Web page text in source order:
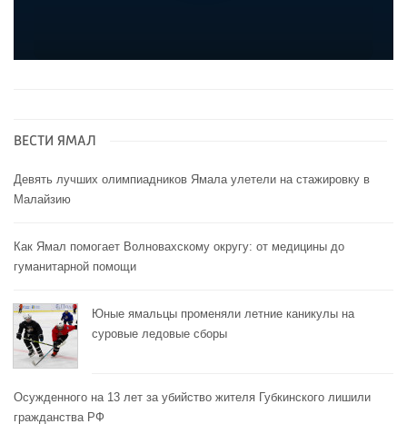
ВЕСТИ ЯМАЛ
Девять лучших олимпиадников Ямала улетели на стажировку в
Малайзию
Как Ямал помогает Волновахскому округу: от медицины до
гуманитарной помощи
Юные ямальцы променяли летние каникулы на
суровые ледовые сборы
Осужденного на 13 лет за убийство жителя Губкинского лишили
гражданства РФ